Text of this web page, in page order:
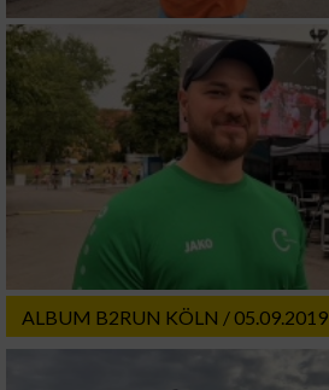
ALBUM B2RUN KÖLN / 05.09.2019